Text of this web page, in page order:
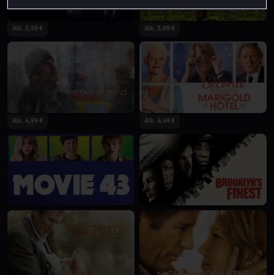
Alk. 3,99 € Alk. 3,99 €
Alk. 4,99 € Alk. 4,49 €